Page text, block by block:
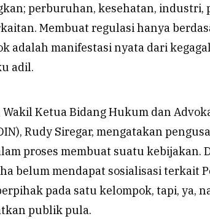
perburuhan, kesehatan, industri,
Membuat regulasi hanya
adalah manifestasi nyata dari
adil.
Ketua Bidang Hukum dan
Rudy Siregar, mengatakan
proses membuat suatu kebijakan.
belum mendapat sosialisasi terkait
pada satu kelompok, tapi, ya,
publik pula.